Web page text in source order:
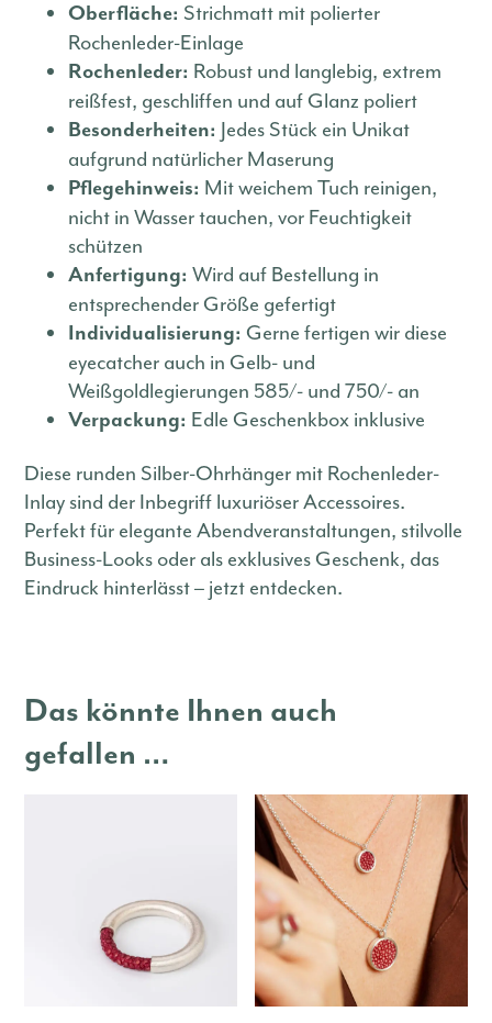
Oberfläche: Strichmatt mit polierter
Rochenleder-Einlage
Rochenleder: Robust und langlebig, extrem
reißfest, geschliffen und auf Glanz poliert
Besonderheiten: Jedes Stück ein Unikat
aufgrund natürlicher Maserung
Pflegehinweis: Mit weichem Tuch reinigen,
nicht in Wasser tauchen, vor Feuchtigkeit
schützen
Anfertigung: Wird auf Bestellung in
entsprechender Größe gefertigt
Individualisierung: Gerne fertigen wir diese
eyecatcher auch in Gelb- und
Weißgoldlegierungen 585/- und 750/- an
Verpackung: Edle Geschenkbox inklusive
Diese runden Silber-Ohrhänger mit Rochenleder-
Inlay sind der Inbegriff luxuriöser Accessoires.
Perfekt für elegante Abendveranstaltungen, stilvolle
Business-Looks oder als exklusives Geschenk, das
Eindruck hinterlässt – jetzt entdecken.
Das könnte Ihnen auch
gefallen …